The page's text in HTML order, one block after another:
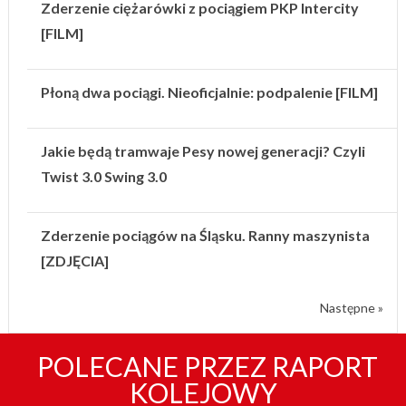
Zderzenie ciężarówki z pociągiem PKP Intercity
[FILM]
Płoną dwa pociągi. Nieoficjalnie: podpalenie [FILM]
Jakie będą tramwaje Pesy nowej generacji? Czyli
Twist 3.0 Swing 3.0
Zderzenie pociągów na Śląsku. Ranny maszynista
[ZDJĘCIA]
Następne »
POLECANE PRZEZ RAPORT
KOLEJOWY